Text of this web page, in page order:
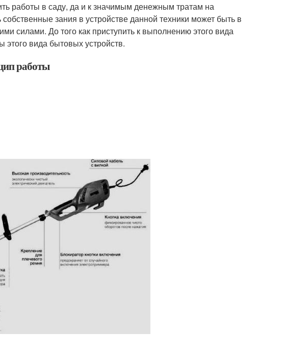
работы в саду, да и к значимым денежным тратам на
зания в устройстве данной техники может быть в
силами. До того как приступить к выполнению этого вида
этого вида бытовых устройств.
работы